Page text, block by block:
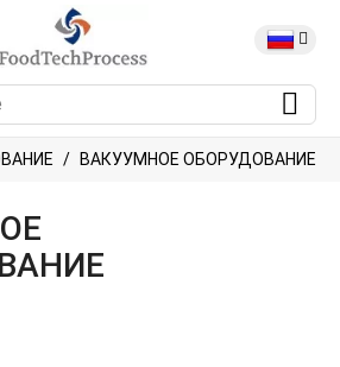
ВАКУУМНОЕ ОБОРУДОВАНИЕ